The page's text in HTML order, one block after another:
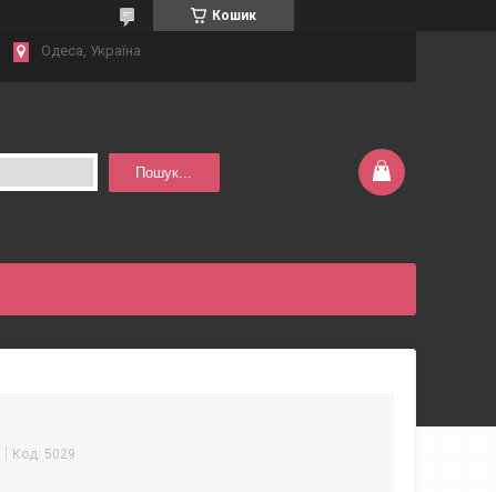
Кошик
Одеса, Україна
Пошук...
Код: 5029